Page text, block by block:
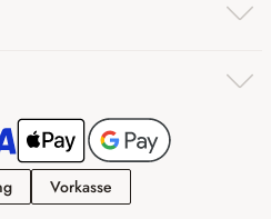
Ratenzahlung
Vorkasse